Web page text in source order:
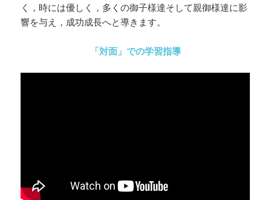
く，時には優しく，多くの御子様達そして親御様達に影
響を与え，成功成長へと導きます。
「対面」での学習指導